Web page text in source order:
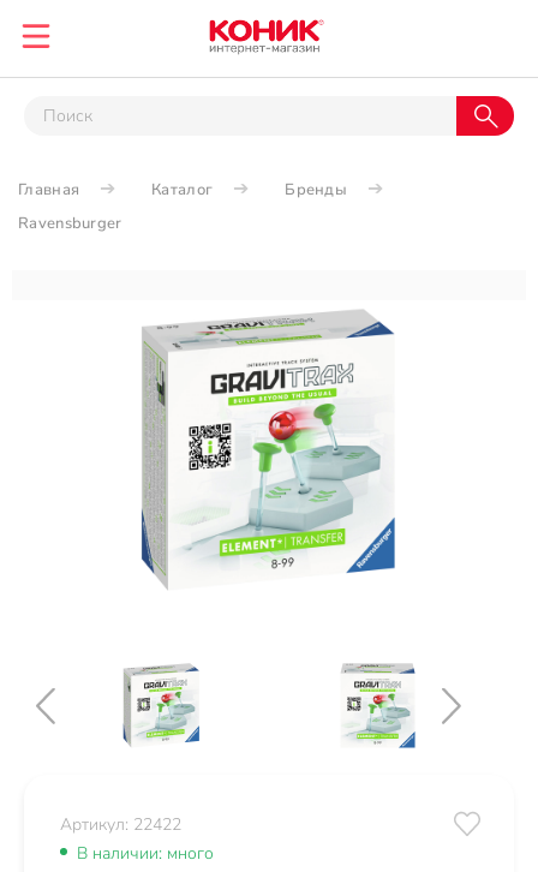
Главная Каталог
Бренды
Ravensburger
Артикул: 22422
В наличии: много